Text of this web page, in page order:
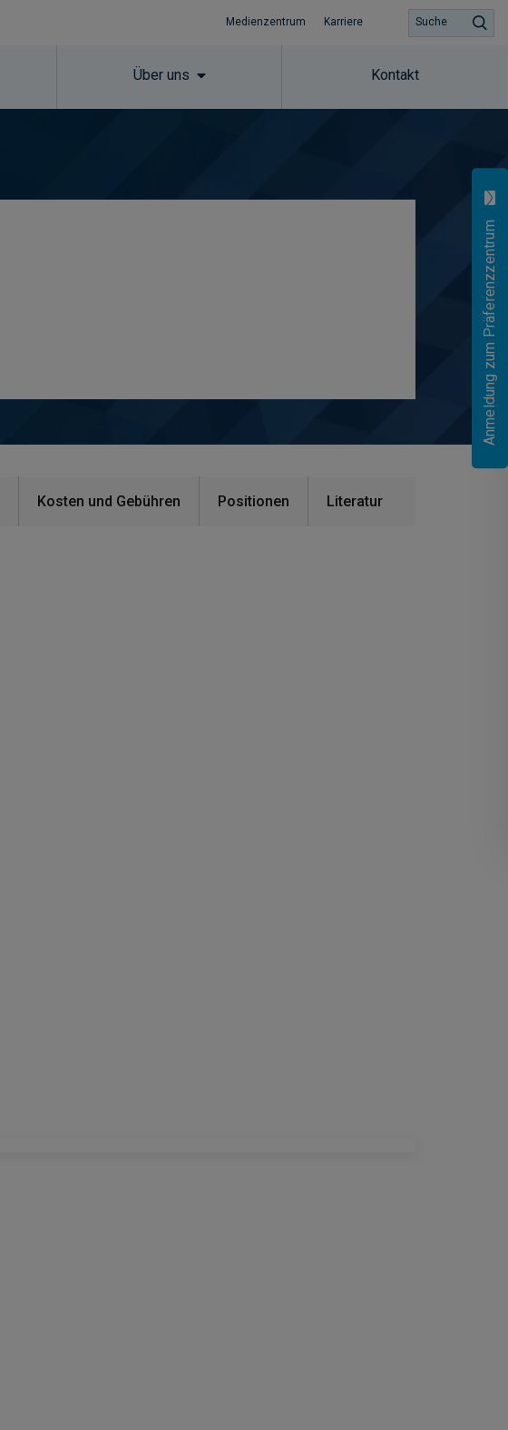
Medienzentrum Karriere
Über uns Kontakt
Suche
Kosten und Gebühren Positionen Literatur
Anmeldung zum Präferenzzentrum